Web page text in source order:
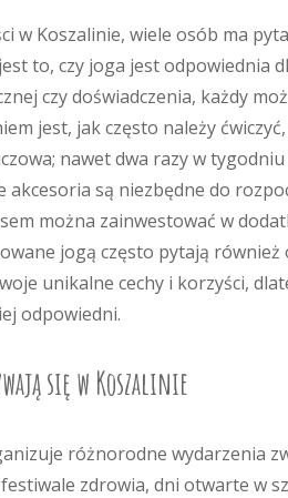
w Koszalinie, wiele osób ma
to, czy joga jest odpowiednia
czy doświadczenia, każdy
jest, jak często należy
nawet dwa razy w
są niezbędne do
można zainwestować w
jogą często pytają również
unikalne cechy i korzyści,
odpowiedni.
się w Koszalinie
różnorodne wydarzenia
zdrowia, dni otwarte w